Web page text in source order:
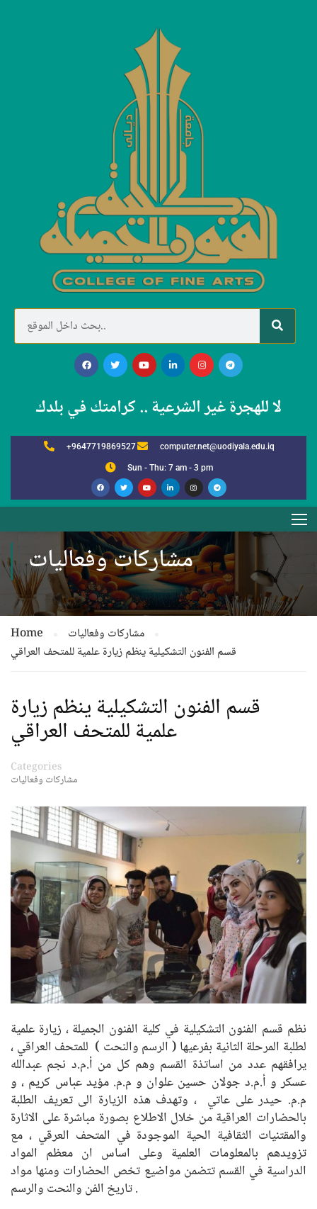
لا للهجرة غير الشرعية .. كرامتك في بلدك
+9647719869527 computer.net@uodiyala.edu.iq
Sun - Thu: 7 am - 3 pm
مشاركات وفعاليات
Home
مشاركات وفعاليات
قسم الفنون التشكيلية ينظم زيارة
Categories
مشاركات وفعاليات
نظم قسم الفنون التشكيلية في كلية الفنون الجميلة ، زيارة علمية
لطلبة المرحلة الثانية بفرعيها ( الرسم والنحت ) للمتحف العراقي ،
يرافقهم عدد من اساتذة القسم وهم كل من أ.م.د نجم عبدالله
عسكر و أ.م.د جولان حسين علوان و م.م. مؤيد عباس كريم ، و
م.م. حيدر على عاتي ، وتهدف هذه الزيارة الى تعريف الطلبة
بالحضارات العراقية من خلال الاطلاع بصورة مباشرة على الاثارة
والمقتنيات الثقافية الحية الموجودة في المتحف العرقي ، مع
تزويدهم بالمعلومات العلمية وعلى اساس ان معظم المواد
الدراسية في القسم تتضمن مواضيع تخص الحضارات ومنها مواد
تاريخ الفن والنحت والرسم .